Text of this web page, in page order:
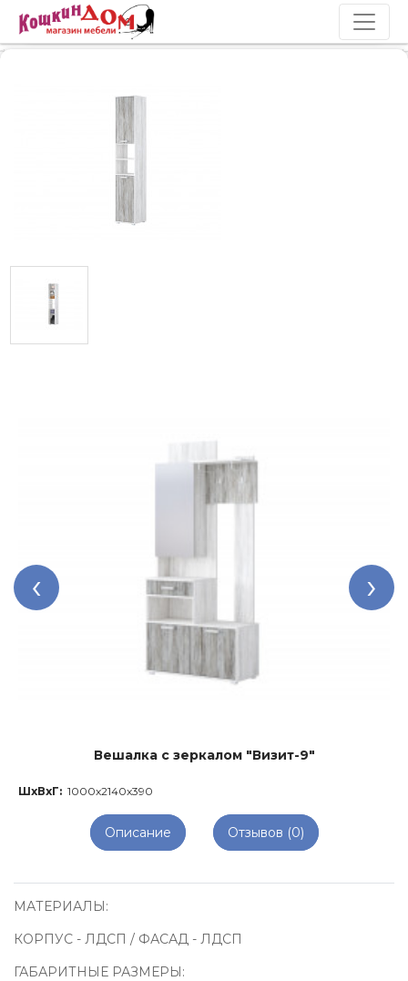
Вешалка с зеркалом "Визит-9"
ШхВхГ: 1000x2140x390
‹ ›
Описание Отзывов (0)
МАТЕРИАЛЫ:
КОРПУС - ЛДСП / ФАСАД - ЛДСП
ГАБАРИТНЫЕ РАЗМЕРЫ: